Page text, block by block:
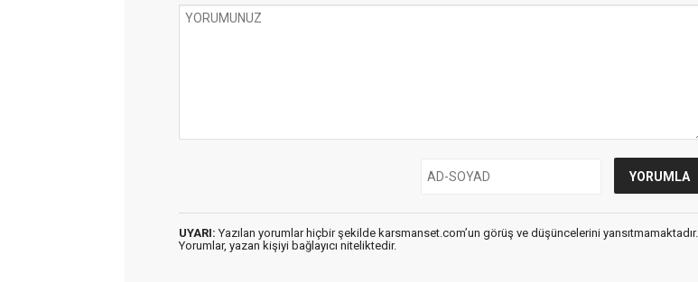
UYARI: Yazılan yorumlar hiçbir şekilde karsmanset.com’un görüş ve düşüncelerini yansıtmamaktadır.
Yorumlar, yazan kişiyi bağlayıcı niteliktedir.